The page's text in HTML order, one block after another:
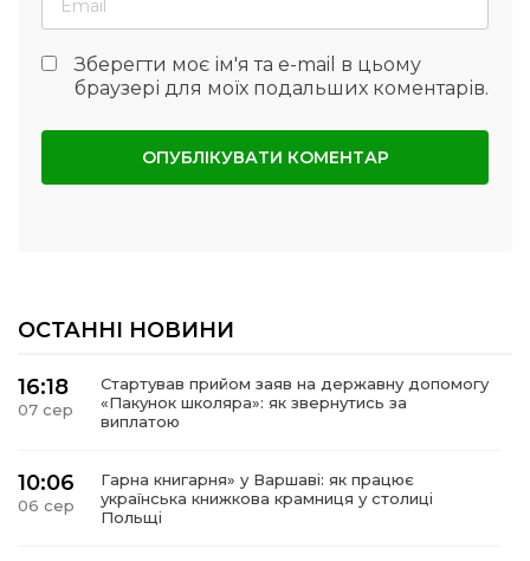
Зберегти моє ім'я та e-mail в цьому
браузері для моїх подальших коментарів.
ОСТАННІ НОВИНИ
16:18
07 сер
Стартував прийом заяв на державну допомогу
«Пакунок школяра»: як звернутись за
виплатою
10:06
06 сер
Гарна книгарня» у Варшаві: як працює
українська книжкова крамниця у столиці
Польщі